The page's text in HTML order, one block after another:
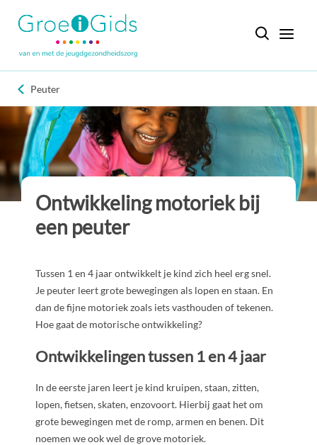
Peuter
Ontwikkeling motoriek bij
een peuter
Tussen 1 en 4 jaar ontwikkelt je kind zich heel erg snel.
Je peuter leert grote bewegingen als lopen en staan. En
dan de fijne motoriek zoals iets vasthouden of tekenen.
Hoe gaat de motorische ontwikkeling?
Ontwikkelingen tussen 1 en 4 jaar
In de eerste jaren leert je kind kruipen, staan, zitten,
lopen, fietsen, skaten, enzovoort. Hierbij gaat het om
grote bewegingen met de romp, armen en benen. Dit
noemen we ook wel de grove motoriek.